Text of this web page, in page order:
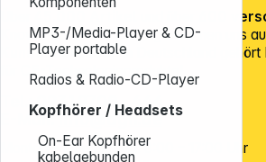
MP3-/Media-Player & CD-
Player portable
Radios & Radio-CD-Player
Kopfhörer / Headsets
On-Ear Kopfhörer
kabelgebunden
600
Know-how und Erfahrung zeichnen uns
Kundenadressenin Deutschland gehört
für CE-Technologieprodukte!
Tel.: 0931 9708 - 444
E-Mail:info@dgh.de
Montag – Donnerstag: 8:00 – 17:00 Uhr